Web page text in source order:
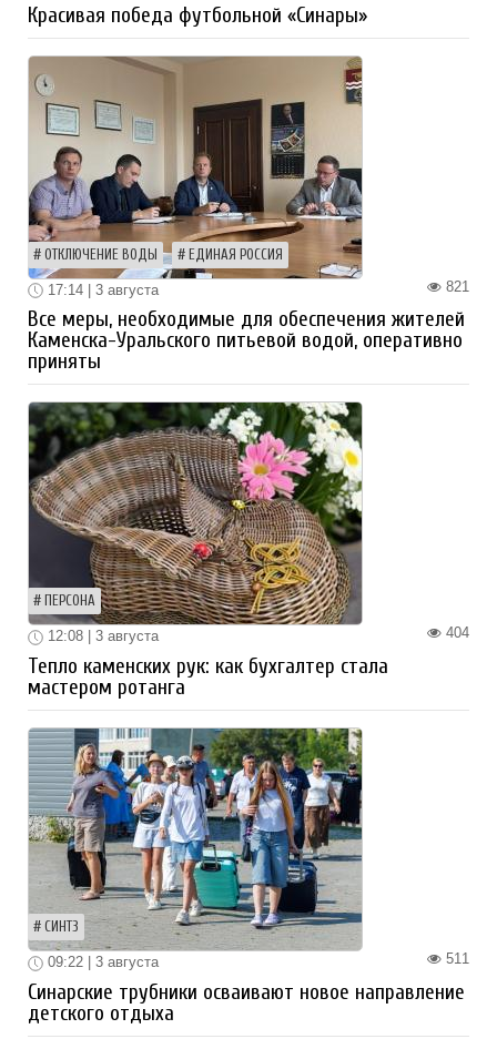
Красивая победа футбольной «Синары»
ОТКЛЮЧЕНИЕ ВОДЫ ЕДИНАЯ РОССИЯ
821
17:14 | 3 августа
Все меры, необходимые для обеспечения жителей
Каменска-Уральского питьевой водой, оперативно
приняты
ПЕРСОНА
404
12:08 | 3 августа
Тепло каменских рук: как бухгалтер стала
мастером ротанга
СИНТЗ
511
09:22 | 3 августа
Синарские трубники осваивают новое направление
детского отдыха